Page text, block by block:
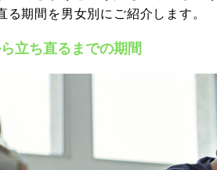
る期間を男女別にご紹介します。
立ち直るまでの期間